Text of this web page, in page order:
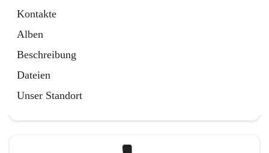
Kontakte
Alben
Beschreibung
Dateien
Unser Standort